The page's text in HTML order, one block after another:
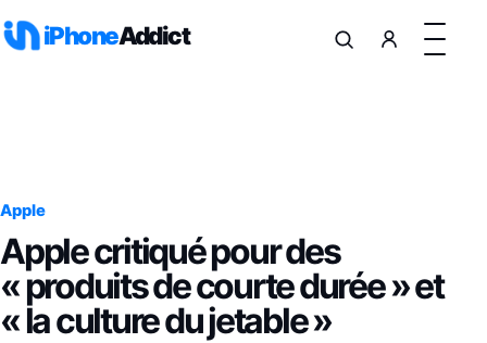
iPhoneAddict
Apple
Apple critiqué pour des
« produits de courte durée » et
« la culture du jetable »